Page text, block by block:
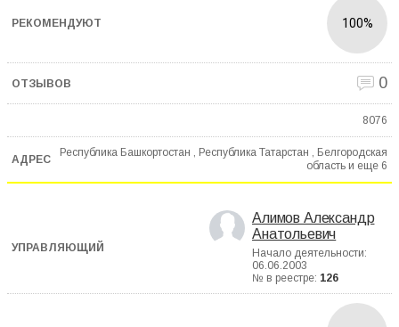
100%
0
8076
Республика Башкортостан , Республика Татарстан , Белгородская
область и еще 6
Алимов Александр
Анатольевич
Начало деятельности:
06.06.2003
№ в реестре: 126